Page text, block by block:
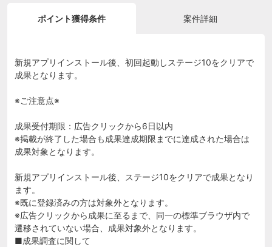
ポイント獲得条件 案件詳細
新規アプリインストール後、初回起動しステージ10をクリアで
成果となります。
※ご注意点※
成果受付期限：広告クリックから6日以内
※掲載が終了した場合も成果達成期限までに達成された場合は
成果対象となります。
新規アプリインストール後、ステージ10をクリアで成果となり
ます。
※既に登録済みの方は対象外となります。
※広告クリックから成果に至るまで、同一の標準ブラウザ内で
遷移されていない場合、成果対象外となります。
■成果調査に関して